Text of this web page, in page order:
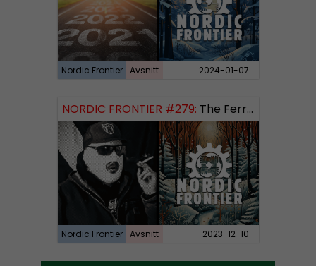
Nordic Frontier Avsnitt 2024-01-07
NORDIC FRONTIER #279: The Ferryman’s Toll
Nordic Frontier Avsnitt 2023-12-10